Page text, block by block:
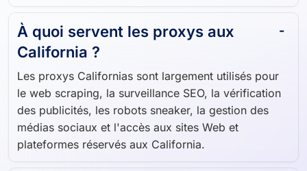
À quoi servent les proxys aux
California ?
Les proxys Californias sont largement utilisés pour
le web scraping, la surveillance SEO, la vérification
des publicités, les robots sneaker, la gestion des
médias sociaux et l'accès aux sites Web et
plateformes réservés aux California.